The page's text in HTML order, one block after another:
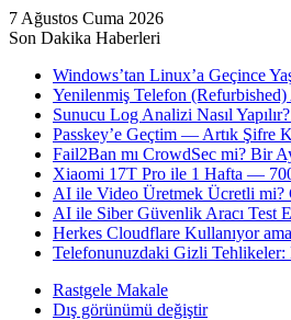
7 Ağustos Cuma 2026
Son Dakika Haberleri
Windows’tan Linux’a Geçince
Yenilenmiş Telefon (Refurbished)
Sunucu Log Analizi Nasıl
Passkey’e Geçtim — Artık Şifre
Fail2Ban mı CrowdSec mi? Bir
Xiaomi 17T Pro ile 1 Hafta —
AI ile Video Üretmek Ücretli
AI ile Siber Güvenlik Aracı Test
Herkes Cloudflare Kullanıyor
Telefonunuzdaki Gizli
Rastgele Makale
Dış görünümü değiştir